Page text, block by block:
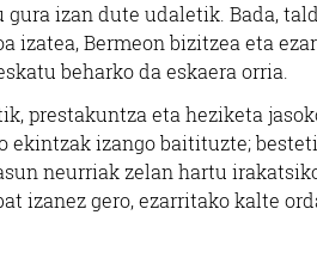
izan dute udaletik. Bada,
izatea, Bermeon bizitzea eta
beharko da eskaera orria.
prestakuntza eta heziketa
ekintzak izango baitituzte;
neurriak zelan hartu
izanez gero, ezarritako kalte